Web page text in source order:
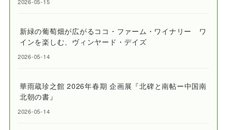
新緑の葡萄畑が広がるココ・ファーム・ワイナリー ワ
インを楽しむ、ヴィンヤード・デイズ
2026-05-14
華雨蔵珍之館 2026年春期 企画展『北碑と南帖ー中国南
北朝の書』
2026-05-14